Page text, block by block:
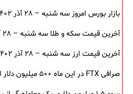
بازار بورس امروز سه شنبه – ۲۸ آذر ۱۴۰۲
آخرین قیمت سکه و طلا سه شنبه – ۲۸ آذر ۱۴۰۲
آخرین قیمت ارز سه شنبه – ۲۸ آذر ۱۴۰۲
صرافی FTX در این ماه ۵۰۰ میلیون دلار ارز دیجیتال فروخته است